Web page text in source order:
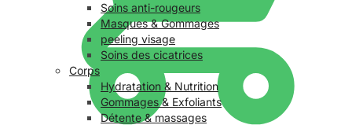
Soins anti-rougeurs
Masques & Gommages
peeling visage
Soins des cicatrices
Corps
Hydratation & Nutrition
Gommages & Exfoliants
Détente & massages